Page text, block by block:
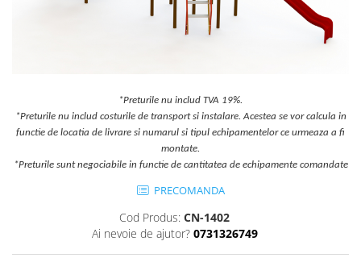
Echipamente persoane cu
dizabilitati
Echipament muzical
Animale din cauciuc
*Preturile nu includ TVA 19%.
*Preturile nu includ costurile de transport si instalare. Acestea se vor calcula in
functie de locatia de livrare si numarul si tipul echipamentelor ce urmeaza a fi
montate.
*Preturile sunt negociabile in functie de cantitatea de echipamente comandate
PRECOMANDA
Cod Produs: CN-1402
Ai nevoie de ajutor? 0731326749